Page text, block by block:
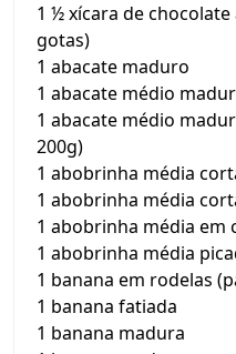
1 ½ xícara de
gotas)
1 abacate maduro
1 abacate médio
1 abacate médio
200g)
1 abobrinha média
1 abobrinha média
1 abobrinha média em
1 abobrinha média
1 banana em rodelas
1 banana fatiada
1 banana madura